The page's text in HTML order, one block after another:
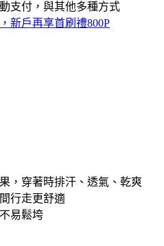
支付，與其他多種方式
新戶再享首刷禮800P
，穿著時排汗、透氣、乾爽
行走更舒適
易鬆垮